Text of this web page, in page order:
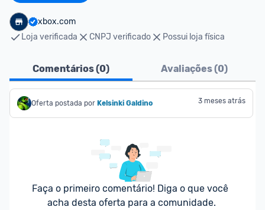
xbox.com
Loja verificada
CNPJ verificado Possui loja física
Comentários (0) Avaliações (0)
Oferta postada por Kelsinki Galdino 3 meses atrás
Faça o primeiro comentário! Diga o que você
acha desta oferta para a comunidade.